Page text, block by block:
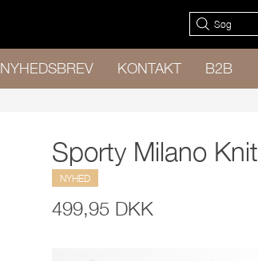
NYHEDSBREV KONTAKT B2B
Sporty Milano Knit
NYHED
499,95 DKK